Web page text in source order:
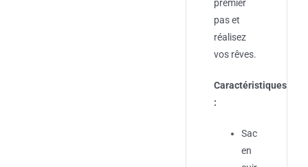
premier
pas et
réalisez
vos rêves.
Caractéristiques
:
Sac
en